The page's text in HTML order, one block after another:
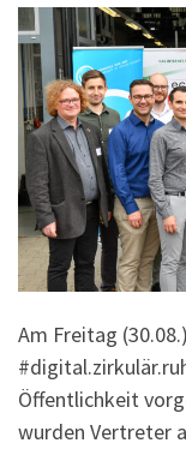
Am Freitag
Öffentlichkeit
wurden Vertreter